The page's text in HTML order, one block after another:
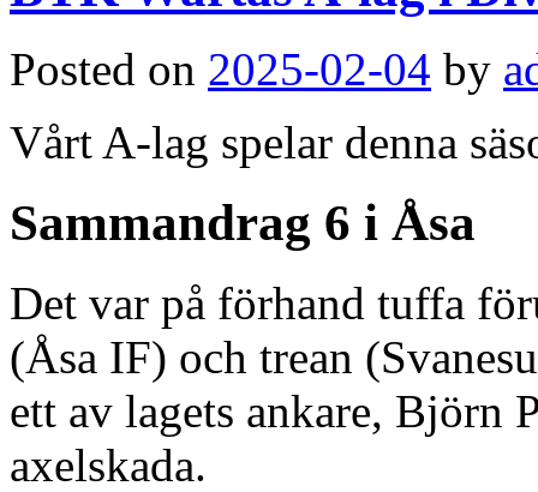
Posted on 2025-02-04 by
Vårt A-lag spelar denna
Sammandrag 6 i Åsa
Det var på förhand tuffa
(Åsa IF) och trean
ett av lagets ankare, Björn
axelskada.